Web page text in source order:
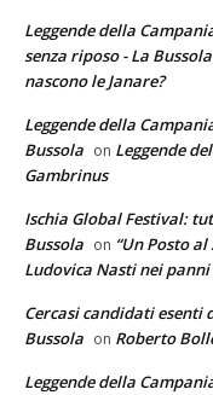
Leggende della
senza riposo - La Bussola
nascono le Janare?
Leggende della
Bussola on Leggende
Gambrinus
Ischia Global Festival:
Bussola on “Un Posto al
Ludovica Nasti nei
Cercasi candidati esenti
Bussola on Roberto
Leggende della